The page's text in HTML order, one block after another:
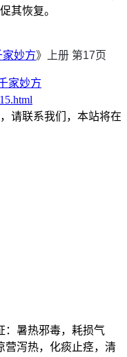
其恢复。
家妙方》上册 第17页
家妙方
请联系我们，本站将在
：暑热邪毒，耗损气
营泻热，化痰止痉，清